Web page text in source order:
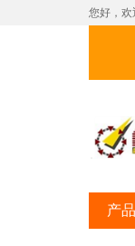
您好，欢
产